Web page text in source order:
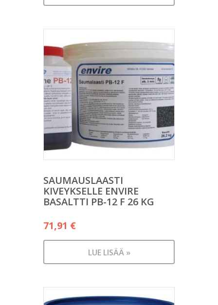
SAUMAUSLAASTI
KIVEYKSELLE ENVIRE
BASALTTI PB-12 F 26 KG
71,91 €
LUE LISÄÄ »